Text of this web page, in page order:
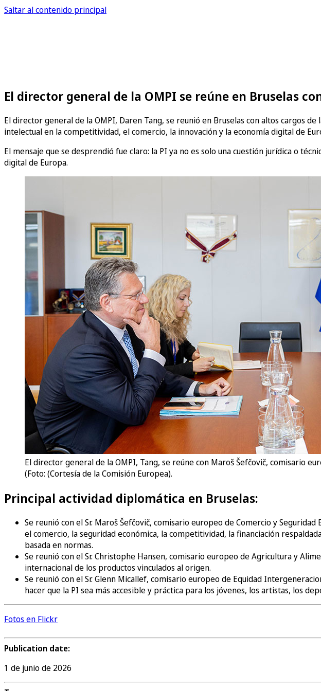
Saltar al contenido principal
El director general de la OMPI se reúne en Bruselas
El director general de la OMPI, Daren Tang, se reunió en Bruselas con altos cargos
intelectual en la competitividad, el comercio, la innovación y la economía digital de
El mensaje que se desprendió fue claro: la PI ya no es solo una cuestión jurídica o
digital de Europa.
El director general de la OMPI, Tang, se reúne con Maroš Šefčovič, comisario
(Foto: (Cortesía de la Comisión Europea).
Principal actividad diplomática en Bruselas:
Se reunió con el Sr. Maroš Šefčovič, comisario europeo de Comercio y
el comercio, la seguridad económica, la competitividad, la financiación
basada en normas.
Se reunió con el Sr. Christophe Hansen, comisario europeo de Agricultura y
internacional de los productos vinculados al origen.
Se reunió con el Sr. Glenn Micallef, comisario europeo de Equidad
hacer que la PI sea más accesible y práctica para los jóvenes, los artistas, los
Fotos en Flickr
Publication date:
1 de junio de 2026